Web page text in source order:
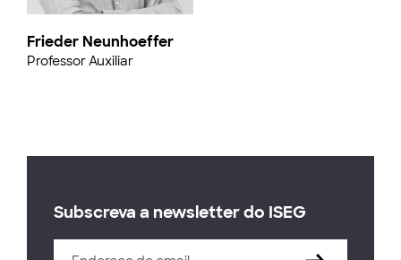
Frieder Neunhoeffer
Professor Auxiliar
Subscreva a newsletter do ISEG